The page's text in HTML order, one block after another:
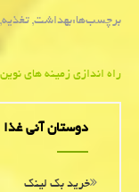
برچسب‌ها:بهداشت,تغذیه,
navigation
راه اندازی زمینه های
دوستان آنی غذا
خرید بک لینک